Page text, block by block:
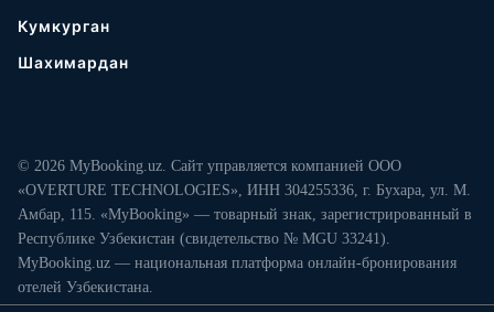
Кумкурган
Шахимардан
© 2026 MyBooking.uz. Сайт управляется компанией ООО
«OVERTURE TECHNOLOGIES», ИНН 304255336, г. Бухара, ул. М.
Амбар, 115. «MyBooking» — товарный знак, зарегистрированный в
Республике Узбекистан (свидетельство № MGU 33241).
MyBooking.uz — национальная платформа онлайн-бронирования
отелей Узбекистана.